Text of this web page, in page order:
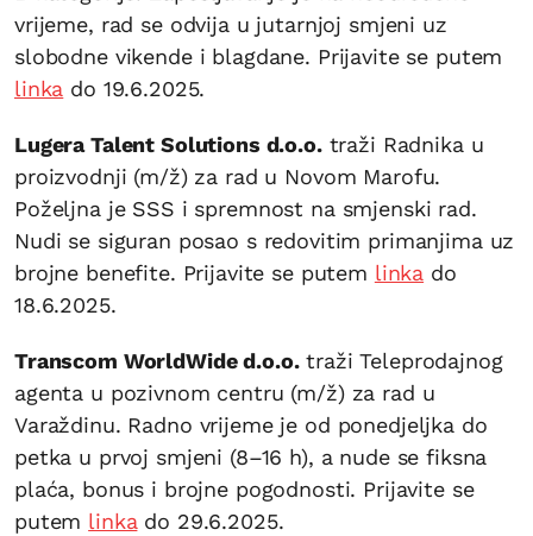
vrijeme, rad se odvija u jutarnjoj smjeni uz
slobodne vikende i blagdane. Prijavite se putem
linka do 19.6.2025.
Lugera Talent Solutions d.o.o.traži Radnika u
proizvodnji (m/ž) za rad u Novom Marofu.
Poželjna je SSS i spremnost na smjenski rad.
Nudi se siguran posao s redovitim primanjima uz
brojne benefite. Prijavite se putem linka do
18.6.2025.
Transcom WorldWide d.o.o.traži Teleprodajnog
agenta u pozivnom centru (m/ž) za rad u
Varaždinu. Radno vrijeme je od ponedjeljka do
petka u prvoj smjeni (8–16 h), a nude se fiksna
plaća, bonus i brojne pogodnosti. Prijavite se
putem linka do 29.6.2025.